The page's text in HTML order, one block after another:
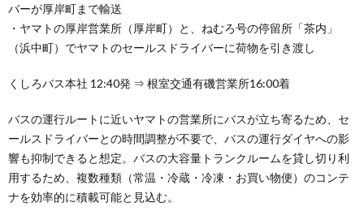
バーが厚岸町まで輸送
・ヤマトの厚岸営業所（厚岸町）と、ねむろ号の停留所「茶内」
（浜中町）でヤマトのセールスドライバーに荷物を引き渡し
くしろバス本社 12:40発 ⇒ 根室交通有磯営業所16:00着
バスの運行ルートに近いヤマトの営業所にバスが立ち寄るため、セ
ールスドライバーとの時間調整が不要で、バスの運行ダイヤへの影
響も抑制できると想定。バスの大容量トランクルームを貸し切り利
用するため、複数種類（常温・冷蔵・冷凍・お買い物便）のコンテ
ナを効率的に積載可能と見込む。